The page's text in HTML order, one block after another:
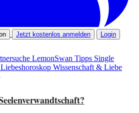
Jetzt kostenlos anmelden Login
LemonSwan Tipps Single
Liebeshoroskop Wissenschaft & Liebe